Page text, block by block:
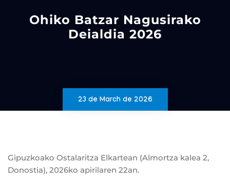
Ohiko Batzar Nagusirako
Deialdia 2026
23 de March de 2026
Gipuzkoako Ostalaritza Elkartean (Almortza kalea 2,
Donostia), 2026ko apirilaren 22an.